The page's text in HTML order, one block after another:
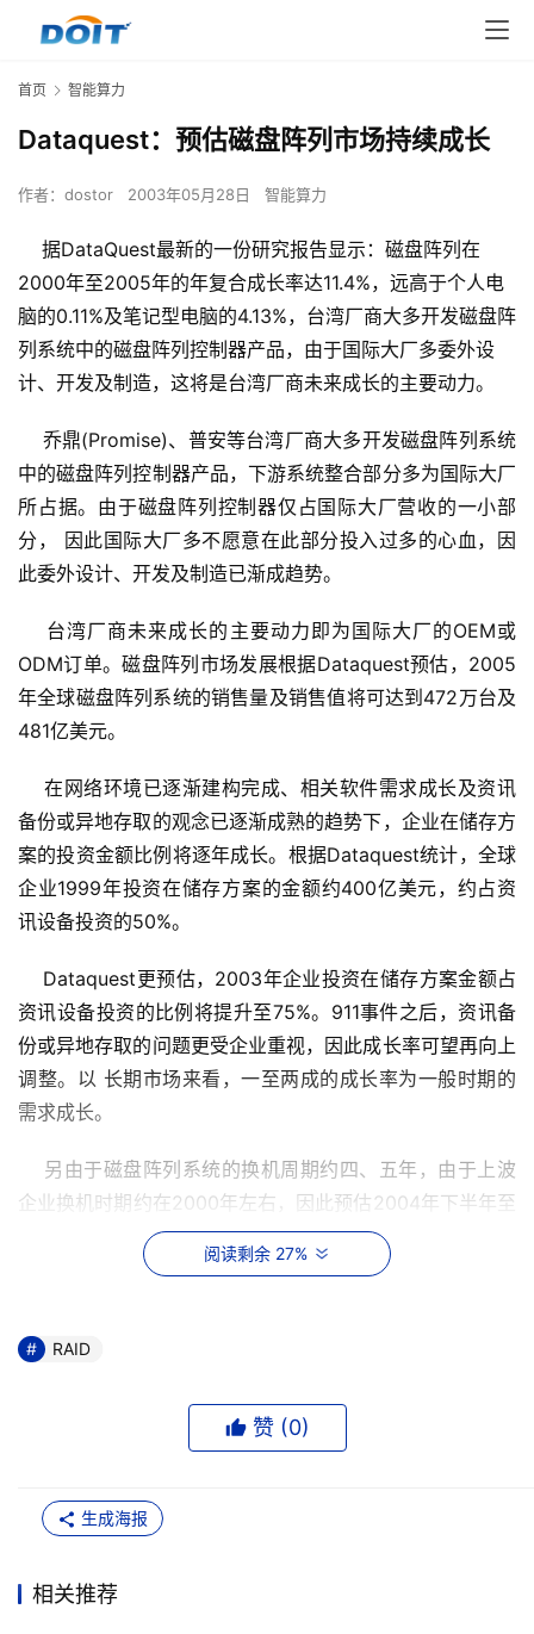
首页 智能算力
Dataquest：预估磁盘阵列市场持续成长
作者： dostor 2003年05月28日 智能算力
据DataQuest最新的一份研究报告显示：磁盘阵列在
2000年至2005年的年复合成长率达11.4%，远高于个人电
脑的0.11%及笔记型电脑的4.13%，台湾厂商大多开发磁盘阵
列系统中的磁盘阵列控制器产品，由于国际大厂多委外设
计、开发及制造，这将是台湾厂商未来成长的主要动力。
乔鼎(Promise)、普安等台湾厂商大多开发磁盘阵列系统
中的磁盘阵列控制器产品，下游系统整合部分多为国际大厂
所占据。由于磁盘阵列控制器仅占国际大厂营收的一小部
分， 因此国际大厂多不愿意在此部分投入过多的心血，因
此委外设计、开发及制造已渐成趋势。
台湾厂商未来成长的主要动力即为国际大厂的OEM或
ODM订单。磁盘阵列市场发展根据Dataquest预估，2005
年全球磁盘阵列系统的销售量及销售值将可达到472万台及
481亿美元。
在网络环境已逐渐建构完成、相关软件需求成长及资讯
备份或异地存取的观念已逐渐成熟的趋势下，企业在储存方
案的投资金额比例将逐年成长。根据Dataquest统计，全球
企业1999年投资在储存方案的金额约400亿美元，约占资
讯设备投资的50%。
Dataquest更预估，2003年企业投资在储存方案金额占
资讯设备投资的比例将提升至75%。911事件之后，资讯备
份或异地存取的问题更受企业重视，因此成长率可望再向上
调整。以 长期市场来看，一至两成的成长率为一般时期的
需求成长。
另由于磁盘阵列系统的换机周期约四、五年，由于上波
企业换机时期约在2000年左右，因此预估2004年下半年至
2005年会有一波较大的换机成长，因此2004年至2005年
将是磁盘阵列市场成长的高峰时期。
ATA(Parallel ATA)及部份SCSI接口的硬盘，因此SerialATA
及存货等问题，因此虽然Serial ATA接口硬盘产品技术已不
库存销售告一段落后，将有机会推出Serial ATA接口的硬
阅读剩余 27%
RAID
赞 (0)
生成海报
相关推荐